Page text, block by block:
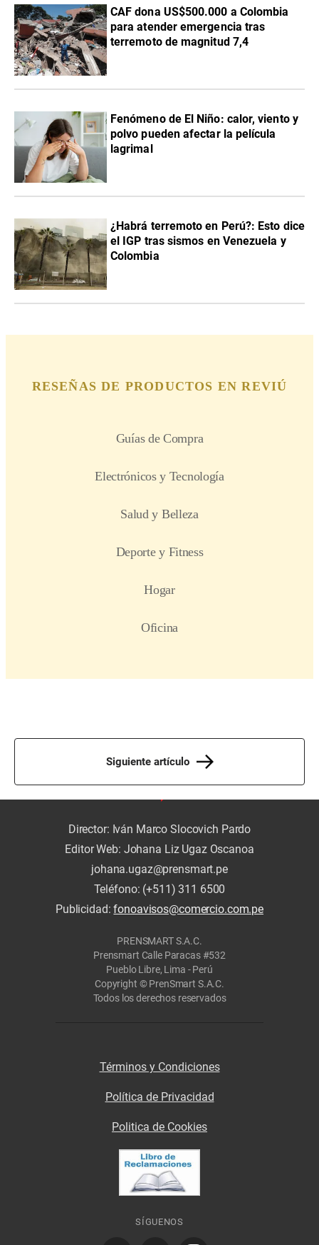
CAF dona US$500.000 a Colombia
para atender emergencia tras
terremoto de magnitud 7,4
Fenómeno de El Niño: calor, viento y
polvo pueden afectar la película
lagrimal
¿Habrá terremoto en Perú?: Esto dice
el IGP tras sismos en Venezuela y
Colombia
Siguiente artículo
Director: Iván Marco Slocovich Pardo
Editor Web: Johana Liz Ugaz Oscanoa
johana.ugaz@prensmart.pe
Teléfono: (+511) 311 6500
Publicidad:fonoavisos@comercio.com.pe
PRENSMART S.A.C.
Prensmart Calle Paracas #532
Pueblo Libre, Lima - Perú
Copyright © PrenSmart S.A.C.
Todos los derechos reservados
Términos y Condiciones
Política de Privacidad
Politica de Cookies
SÍGUENOS